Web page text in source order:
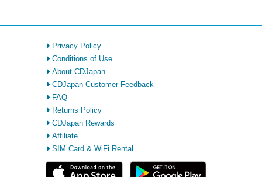
Privacy Policy
Conditions of Use
About CDJapan
CDJapan Customer Feedback
FAQ
Returns Policy
CDJapan Rewards
Affiliate
SIM Card & WiFi Rental